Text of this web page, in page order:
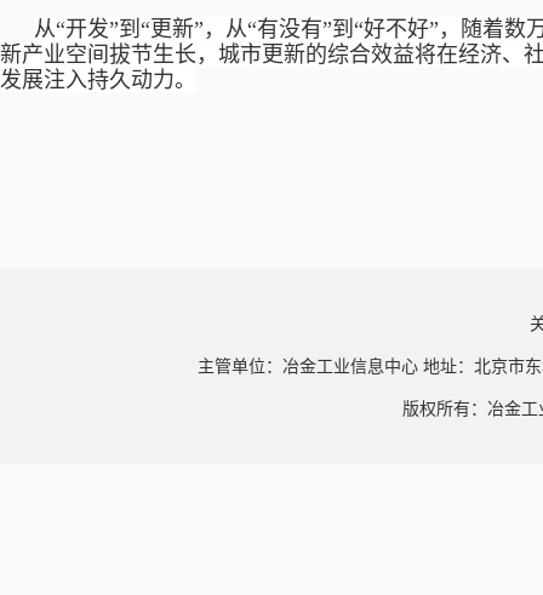
从“开发”到“更新”，从“有没有”到“好不好”，随着
新产业空间拔节生长，城市更新的综合效益将在经济、
发展注入持久动力。
主管单位：冶金工业信息中心 地址：北京市
版权所有：冶金